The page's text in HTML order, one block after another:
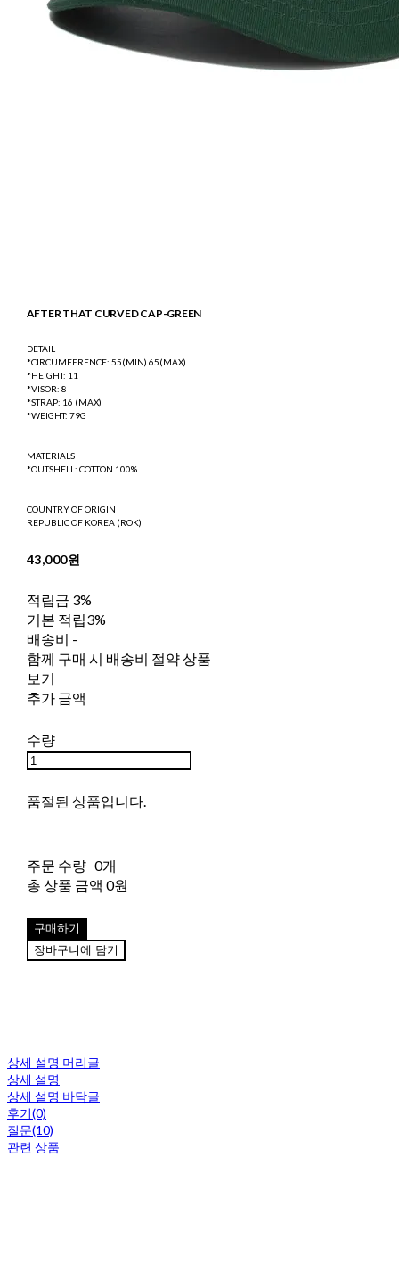
AFTER THAT CURVED CAP-GREEN
DETAIL
*CIRCUMFERENCE: 55(MIN) 65(MAX)
*HEIGHT: 11
*VISOR: 8
*STRAP: 16 (MAX)
*WEIGHT: 79G
MATERIALS
*OUTSHELL: COTTON 100%
COUNTRY OF ORIGIN
REPUBLIC OF KOREA (ROK)
43,000원
적립금 3%
기본 적립3%
배송비 -
함께 구매 시 배송비 절약 상품
보기
추가 금액
수량
품절된 상품입니다.
주문 수량 0개
총 상품 금액 0원
구매하기
장바구니에 담기
상세 설명 머리글
상세 설명
상세 설명 바닥글
후기(0)
질문(10)
관련 상품